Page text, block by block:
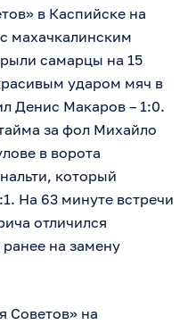
в Каспийске на
махачкалинским
самарцы на 15
ударом мяч в
Денис Макаров – 1:0.
за фол Михайло
в ворота
который
На 63 минуте встречи
отличился
на замену
Советов» на